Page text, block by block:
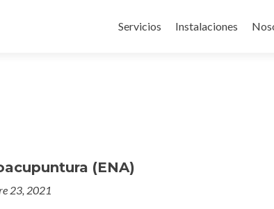
Servicios Instalaciones
(ENA)
23, 2021